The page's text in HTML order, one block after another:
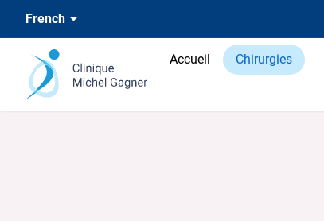
French
Accueil Chirurgies